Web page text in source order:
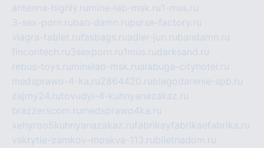
antenna-highly.ru mine-lab-msk.ru1-mus.ru
3-sex-porn.ruban-damn.rupurse-factory.ru
viagra-tablet.rufasbags.ruadler-jun.rubandamn.ru
fincontech.ru3sexporn.ru1mus.rudarksand.ru
rebus-toys.ru minelab-msk.rualabuga-cityhotel.ru
medsprawo-4-ka.ru2864420.rublagodarenie-spb.ru
zajmy24.rutovudyi-4-kuhnyanazakaz.ru
brazzerscom.ru medsprawo4ka.ru
xehyroo5kuhnyanazakaz.rufabrikayfabrikaefabrika.ru
vskrytie-zamkov-moskva-113.rubiletnadom.ru